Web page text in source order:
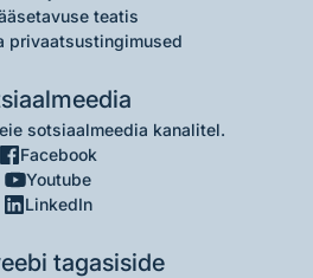
teatis
privaatsustingimused
sotsiaalmeedia kanalitel.
Facebook
Youtube
LinkedIn
tagasiside